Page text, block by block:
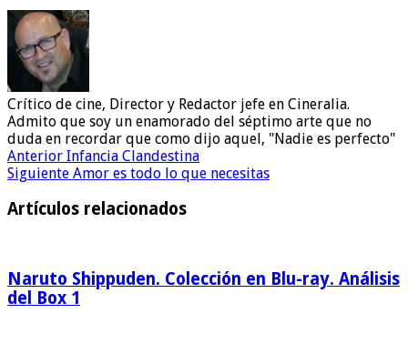
Crítico de cine, Director y Redactor jefe en Cineralia.
Admito que soy un enamorado del séptimo arte que no
duda en recordar que como dijo aquel, "Nadie es perfecto"
Anterior Infancia Clandestina
Siguiente Amor es todo lo que necesitas
Artículos relacionados
Naruto Shippuden. Colección en Blu-ray. Análisis
del Box 1